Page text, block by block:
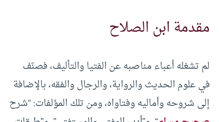
مقدمة ابن الصلاح
لم تشغله أعباء مناصبه عن الفتيا والتأليف، فصنّف
في علوم الحديث والرواية، والرجال والفقه، بالإضافة
إلى شروحه وأماليه وفتاواه، ومن تلك المؤلفات: “شرح